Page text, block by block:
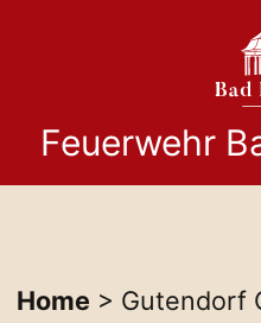
Feuerwehr
Home > Gutendorf